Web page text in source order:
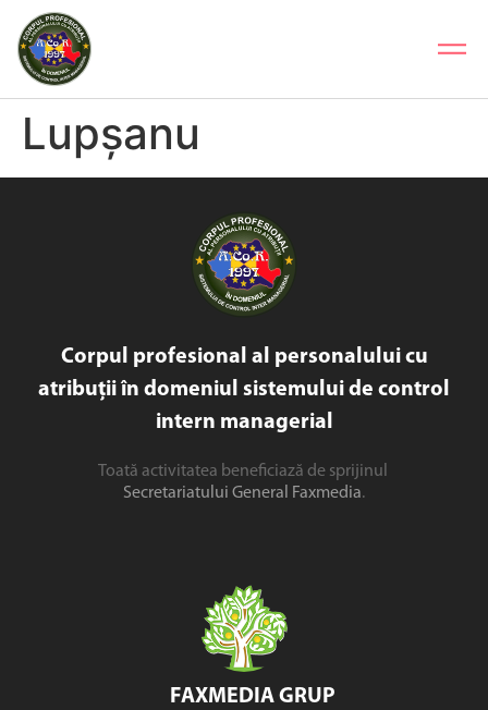
Lupșanu
Corpul profesional al personalului cu
atribuții în domeniul sistemului de control
intern managerial
Toată activitatea beneficiază de sprijinul
Secretariatului General Faxmedia.
FAXMEDIA GRUP